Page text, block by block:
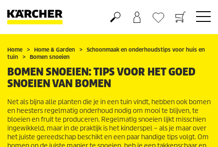
Boodschappenmandje
Verlanglijstje
Home Home & Garden
Schoonmaak en onderhoudstips voor huis en
tuin
Bomen snoeien
BOMEN SNOEIEN: TIPS VOOR HET GOED
SNOEIEN VAN BOMEN
Net als bijna alle planten die je in een tuin vindt, hebben ook bomen
en heesters regelmatig onderhoud nodig om mooi te blijven, te
bloeien en fruit te produceren. Regelmatig snoeien lijkt misschien
ingewikkeld, maar in de praktijk is het kinderspel – als je maar over
het juiste gereedschap beschikt en een paar handige tips volgt. Om